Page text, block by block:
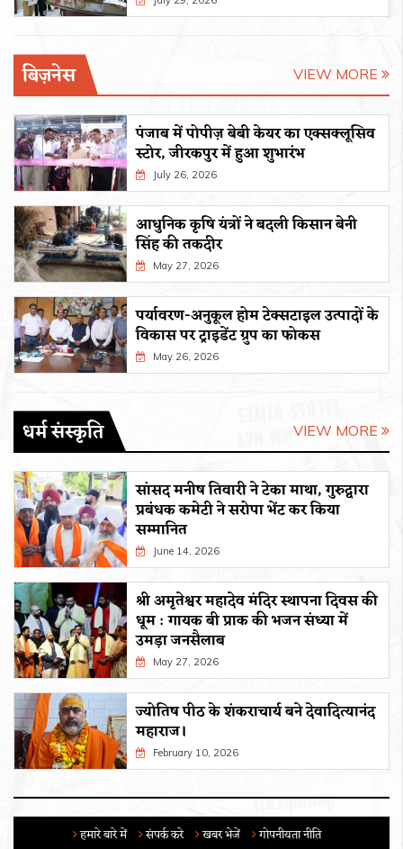
बिज़नेस VIEW MORE
पंजाब में पोपीज़ बेबी केयर का एक्सक्लूसिव
स्टोर, जीरकपुर में हुआ शुभारंभ
July 26, 2026
आधुनिक कृषि यंत्रों ने बदली किसान बेनी
सिंह की तकदीर
May 27, 2026
पर्यावरण-अनुकूल होम टेक्सटाइल उत्पादों के
विकास पर ट्राइडेंट ग्रुप का फोकस
May 26, 2026
धर्म संस्कृति VIEW MORE
सांसद मनीष तिवारी ने टेका माथा, गुरुद्वारा
प्रबंधक कमेटी ने सरोपा भेंट कर किया
सम्मानित
June 14, 2026
श्री अमृतेश्वर महादेव मंदिर स्थापना दिवस की
धूम : गायक बी प्राक की भजन संध्या में
उमड़ा जनसैलाब
May 27, 2026
ज्योतिष पीठ के शंकराचार्य बने देवादित्यानंद
महाराज।
February 10, 2026
हमारे बारे में संपर्क करे खबर भेजें
गोपनीयता नीति